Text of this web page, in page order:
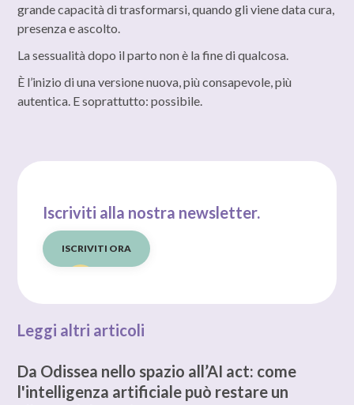
grande capacità di trasformarsi, quando gli viene data cura,
presenza e ascolto.
La sessualità dopo il parto non è la fine di qualcosa.
È l’inizio di una versione nuova, più consapevole, più
autentica. E soprattutto: possibile.
Iscriviti alla nostra newsletter.
ISCRIVITI ORA
Leggi altri articoli
Da Odissea nello spazio all’AI act: come
l'intelligenza artificiale può restare un